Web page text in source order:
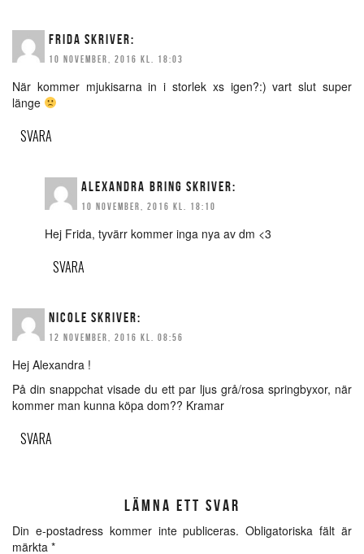
FRIDA SKRIVER:
10 NOVEMBER, 2016 KL. 18:03
När kommer mjukisarna in i storlek xs igen?:) vart slut super
länge
SVARA
ALEXANDRA BRING SKRIVER:
10 NOVEMBER, 2016 KL. 18:10
Hej Frida, tyvärr kommer inga nya av dm <3
SVARA
NICOLE SKRIVER:
12 NOVEMBER, 2016 KL. 08:56
Hej Alexandra !
På din snappchat visade du ett par ljus grå/rosa springbyxor, när
kommer man kunna köpa dom?? Kramar
SVARA
LÄMNA ETT SVAR
Din e-postadress kommer inte publiceras. Obligatoriska fält är
märkta *